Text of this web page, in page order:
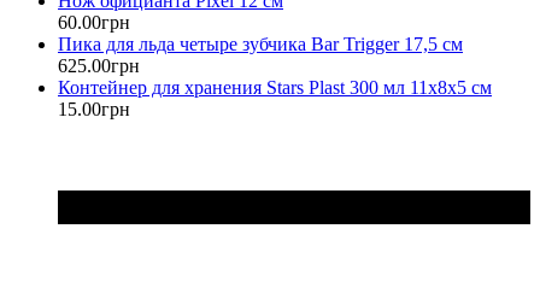
60.00грн
Пика для льда четыре зубчика Bar Trigger 17,5 см
625.00грн
Контейнер для хранения Stars Plast 300 мл 11х8х5 см
15.00грн